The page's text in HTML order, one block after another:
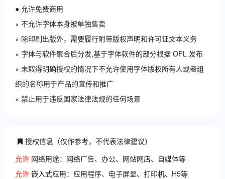
● 允许免费商用
× 不允许字体本身被单独售卖
× 除印刷出版外，需要履行附带版权声明和许可证文本义务
× 字体与软件聚合后分发,基于字体软件的部分根据 OFL 发布
× 未取得明确授权的情况下不允许使用字体版权所有人或者组
织的名称用于产品的宣传和推广
× 禁止用于违反国家法律法规的任何场景
授权信息（仅作参考，不代表法律建议）
允许 网络用途：网络广告、办公、网站网店、自媒体等
允许 嵌入式应用：应用程序、电子屏显、打印机、H5等